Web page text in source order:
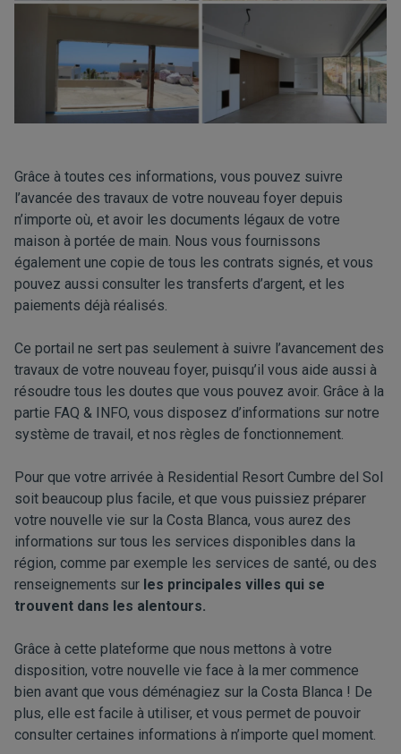
Grâce à toutes ces informations, vous pouvez suivre
l’avancée des travaux de votre nouveau foyer depuis
n’importe où, et avoir les documents légaux de votre
maison à portée de main. Nous vous fournissons
également une copie de tous les contrats signés, et vous
pouvez aussi consulter les transferts d’argent, et les
paiements déjà réalisés.
Ce portail ne sert pas seulement à suivre l’avancement des
travaux de votre nouveau foyer, puisqu’il vous aide aussi à
résoudre tous les doutes que vous pouvez avoir. Grâce à la
partie FAQ & INFO, vous disposez d’informations sur notre
système de travail, et nos règles de fonctionnement.
Pour que votre arrivée à Residential Resort Cumbre del Sol
soit beaucoup plus facile, et que vous puissiez préparer
votre nouvelle vie sur la Costa Blanca, vous aurez des
informations sur tous les services disponibles dans la
région, comme par exemple les services de santé, ou des
renseignements sur les principales villes qui se
trouvent dans les alentours.
Grâce à cette plateforme que nous mettons à votre
disposition, votre nouvelle vie face à la mer commence
bien avant que vous déménagiez sur la Costa Blanca ! De
plus, elle est facile à utiliser, et vous permet de pouvoir
consulter certaines informations à n’importe quel moment.